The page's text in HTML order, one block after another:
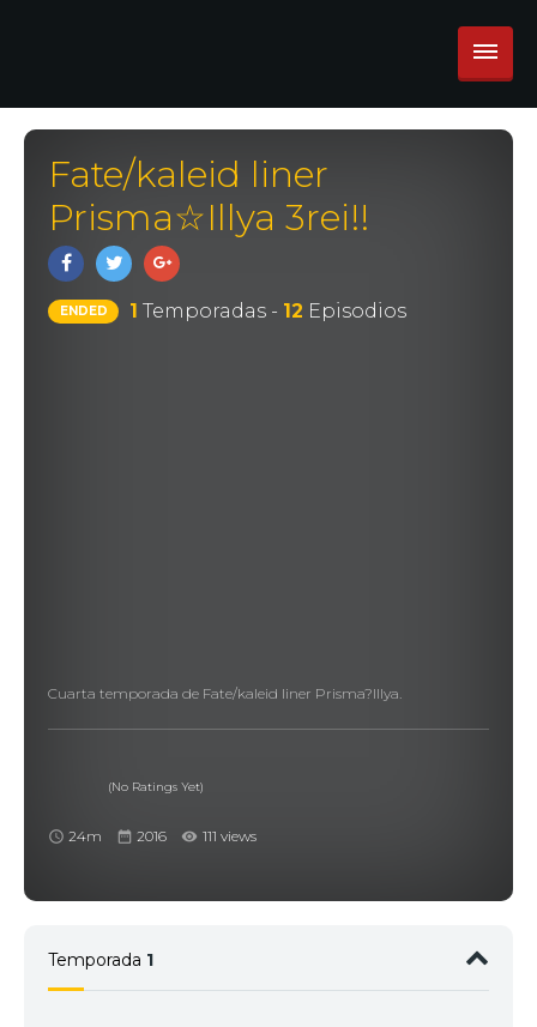
Fate/kaleid liner
Prisma☆Illya 3rei!!
ENDED 1 Temporadas - 12 Episodios
Cuarta temporada de Fate/kaleid liner Prisma?Illya.
(No Ratings Yet)
24m 2016 111 views
Temporada 1